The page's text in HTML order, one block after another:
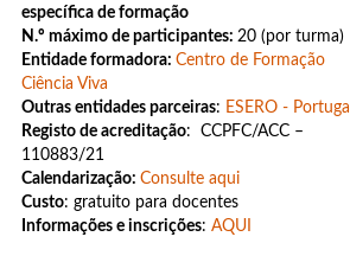
específica de formação
N.º máximo de participantes: 20 (por turma)
Entidade formadora:Centro de Formação
Ciência Viva
Outras entidades parceiras: ESERO - Portugal
Registo de acreditação: CCPFC/ACC –
110883/21
Calendarização:Consulte aqui
Custo: gratuito para docentes
Informações e inscrições:AQUI